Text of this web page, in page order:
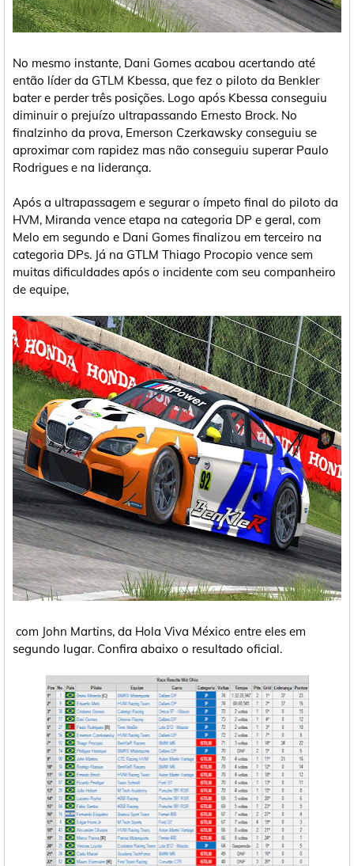
No mesmo instante, Dani Gomes acabou acertando até
então líder da GTLM Kbessa, que fez o piloto da Benkler
bater e perder três posições. Logo após Kbessa conseguiu
diminuir o prejuízo ultrapassando Ernesto Brock. No
finalzinho da prova, Emerson Czerkawsky conseguiu se
aproximar com rapidez mas não conseguiu superar Paulo
Rodrigues e na liderança.
Após a ultrapassagem e segurar o ímpeto final do piloto da
HVM, Miranda vence etapa na categoria DP e geral, com
Melo em segundo e Dani Gomes finalizou em terceiro na
categoria DPs. Já na GTLM Thiago Procopio vence sem
muitas dificuldades após o incidente com seu companheiro
de equipe,
com John Martins, da Hola Viva México entre eles em
segundo lugar. Confira abaixo o resultado oficial.